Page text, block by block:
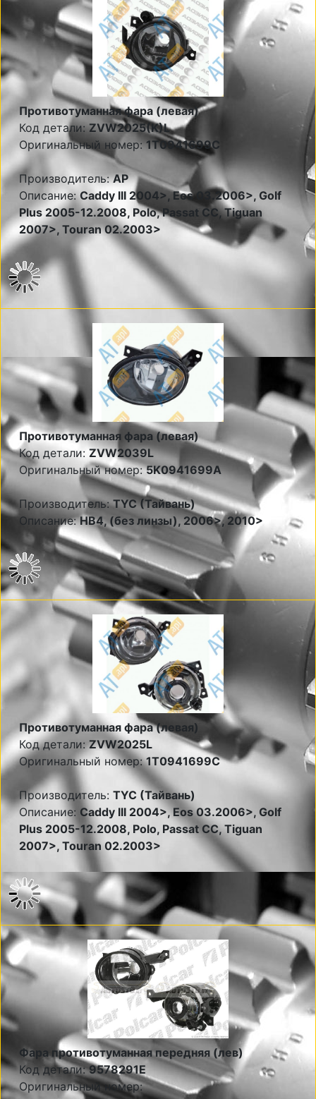
Противотуманная фара (левая)
Код детали:ZVW2025(K)L
Оригинальный номер:1T0941699C
Производитель:AP
Описание:Caddy III 2004>, Eos 03.2006>, Golf
Plus 2005-12.2008, Polo, Passat CC, Tiguan
2007>, Touran 02.2003>
Противотуманная фара (левая)
Код детали: ZVW2039L
Оригинальный номер:5K0941699A
Производитель:TYC (Тайвань)
Описание:НВ4, (без линзы), 2006>, 2010>
Противотуманная фара (левая)
Код детали:ZVW2025L
Оригинальный номер:1T0941699C
Производитель: TYC (Тайвань)
Описание: Caddy III 2004>, Eos 03.2006>, Golf
Plus 2005-12.2008, Polo, Passat CC, Tiguan
2007>, Touran 02.2003>
Фара противотуманная передняя (лев)
Код детали:9578291E
Оригинальный номер: